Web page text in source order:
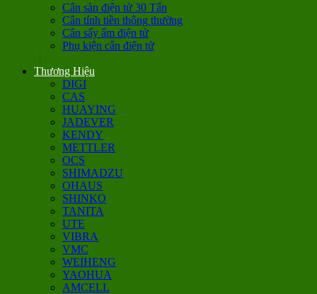
Cân sàn điện tử 30 Tấn
Cân tính tiền thông thường
Cân sấy ẩm điện tử
Phụ kiện cân điện tử
Thương Hiệu
DIGI
CAS
HUAYING
JADEVER
KENDY
METTLER
OCS
SHIMADZU
OHAUS
SHINKO
TANITA
UTE
VIBRA
VMC
WEIHENG
YAOHUA
AMCELL